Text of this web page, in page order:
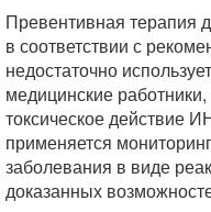
Превентивная терапия
в соответствии с
недостаточно
медицинские
токсическое действие
применяется
заболевания в виде
доказанных